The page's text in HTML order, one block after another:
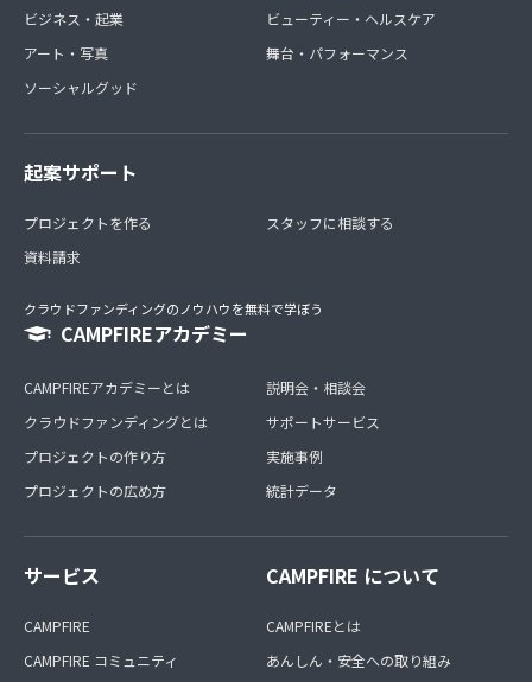
ビジネス・起業
アート・写真
ソーシャルグッド
ビューティー・ヘルスケア
舞台・パフォーマンス
起案サポート
プロジェクトを作る
資料請求
スタッフに相談する
クラウドファンディングのノウハウを無料で学ぼう
CAMPFIREアカデミー
CAMPFIREアカデミーとは
クラウドファンディングとは
プロジェクトの作り方
プロジェクトの広め方
説明会・相談会
サポートサービス
実施事例
統計データ
サービス
CAMPFIRE
CAMPFIRE コミュニティ
CAMPFIRE について
CAMPFIREとは
あんしん・安全への取り組み